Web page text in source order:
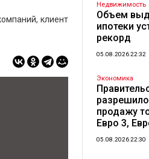
клиент
Недвижимость
Объем
ипотеки
рекорд
05.08.2026 22:32
Экономика
продажу
Евро 3,
05.08.2026 22:30